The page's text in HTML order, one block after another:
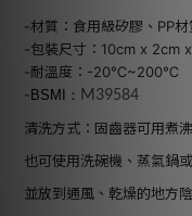
-材質：食用級矽膠、PP
-包裝尺寸：10cm x 2cm
-耐溫度：-20℃~200℃
- BSMI： M39584
清洗方式：固齒器可用煮
也可使用洗碗機、蒸氣鍋
並放到通風、乾燥的地方